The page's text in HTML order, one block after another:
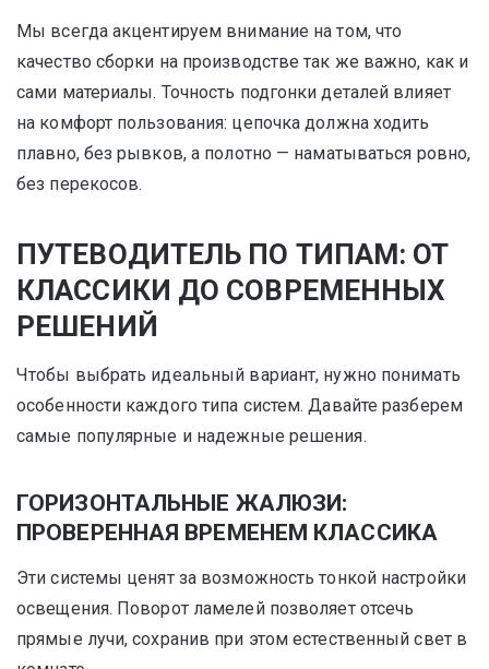
Мы всегда акцентируем внимание на том, что
качество сборки на производстве так же важно, как и
сами материалы. Точность подгонки деталей влияет
на комфорт пользования: цепочка должна ходить
плавно, без рывков, а полотно — наматываться ровно,
без перекосов.
ПУТЕВОДИТЕЛЬ ПО ТИПАМ: ОТ
КЛАССИКИ ДО СОВРЕМЕННЫХ
РЕШЕНИЙ
Чтобы выбрать идеальный вариант, нужно понимать
особенности каждого типа систем. Давайте разберем
самые популярные и надежные решения.
ГОРИЗОНТАЛЬНЫЕ ЖАЛЮЗИ:
ПРОВЕРЕННАЯ ВРЕМЕНЕМ КЛАССИКА
Эти системы ценят за возможность тонкой настройки
освещения. Поворот ламелей позволяет отсечь
прямые лучи, сохранив при этом естественный свет в